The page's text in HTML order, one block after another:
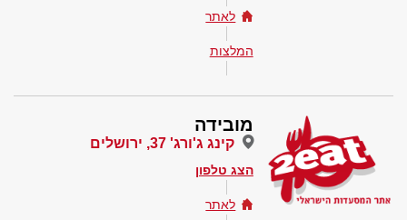
לאתר
המלצות
מובידה
קינג ג'ורג' 37, ירושלים
הצג טלפון
לאתר